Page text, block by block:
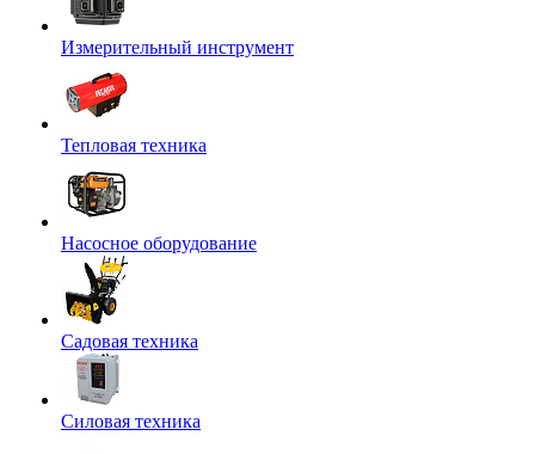
Измерительный инструмент
Тепловая техника
Насосное оборудование
Садовая техника
Силовая техника